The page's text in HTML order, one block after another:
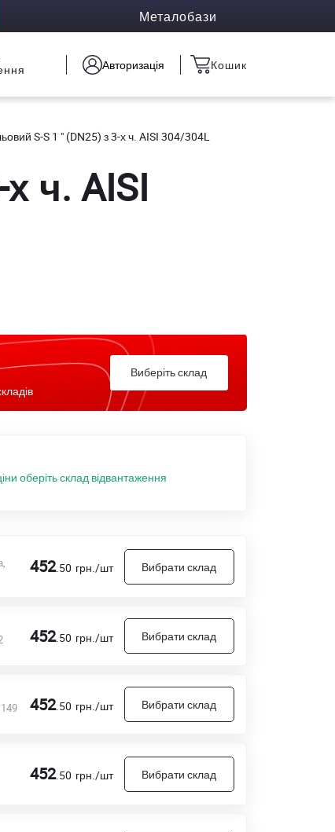
Металобази
Авторизація Кошик
S-S 1 " (DN25) з 3-х ч. AISI 304/304L
ч. AISI
Виберіть склад
оберіть склад відвантаження
452.50 грн./шт Вибрати склад
452.50 грн./шт Вибрати склад
452.50 грн./шт Вибрати склад
452.50 грн./шт Вибрати склад